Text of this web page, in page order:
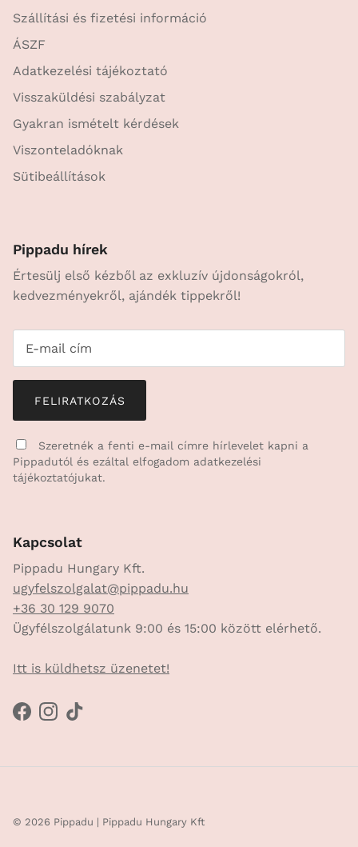
Szállítási és fizetési információ
ÁSZF
Adatkezelési tájékoztató
Visszaküldési szabályzat
Gyakran ismételt kérdések
Viszonteladóknak
Sütibeállítások
Pippadu hírek
Értesülj első kézből az exkluzív újdonságokról,
kedvezményekről, ajándék tippekről!
FELIRATKOZÁS
Szeretnék a fenti e-mail címre hírlevelet kapni a
Pippadutól és ezáltal elfogadom adatkezelési
tájékoztatójukat.
Kapcsolat
Pippadu Hungary Kft.
ugyfelszolgalat@pippadu.hu
+36 30 129 9070
Ügyfélszolgálatunk 9:00 és 15:00 között elérhető.
Itt is küldhetsz üzenetet!
Facebook
Instagram
TikTok
© 2026 Pippadu | Pippadu Hungary Kft